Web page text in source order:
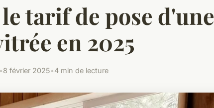
tarif de pose d'une
en 2025
•8 février 2025•4 min de lecture